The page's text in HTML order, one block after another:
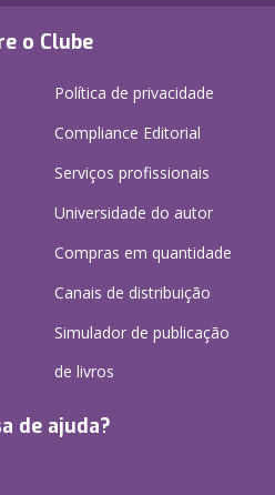
o Clube
Política de privacidade
Compliance Editorial
Serviços profissionais
Universidade do autor
Compras em quantidade
Canais de distribuição
Simulador de publicação
de livros
de ajuda?